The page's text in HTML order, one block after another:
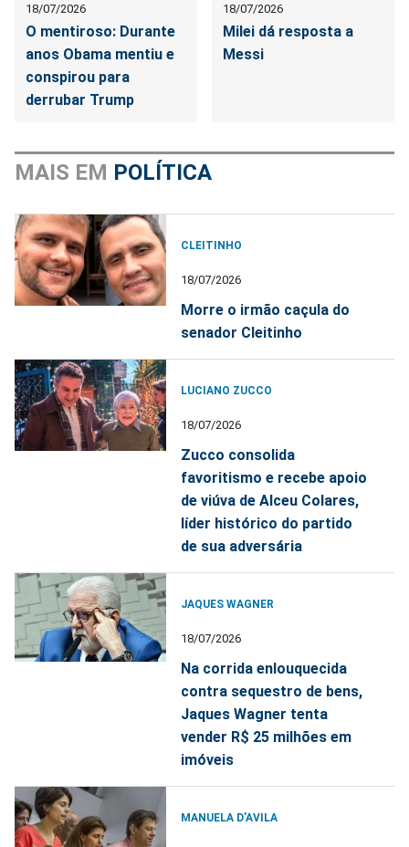
18/07/2026
O mentiroso: Durante
anos Obama mentiu e
conspirou para
derrubar Trump
18/07/2026
Milei dá resposta a
Messi
MAIS EM POLÍTICA
CLEITINHO
18/07/2026
Morre o irmão caçula do
senador Cleitinho
LUCIANO ZUCCO
18/07/2026
Zucco consolida
favoritismo e recebe apoio
de viúva de Alceu Colares,
líder histórico do partido
de sua adversária
JAQUES WAGNER
18/07/2026
Na corrida enlouquecida
contra sequestro de bens,
Jaques Wagner tenta
vender R$ 25 milhões em
imóveis
MANUELA D’AVILA